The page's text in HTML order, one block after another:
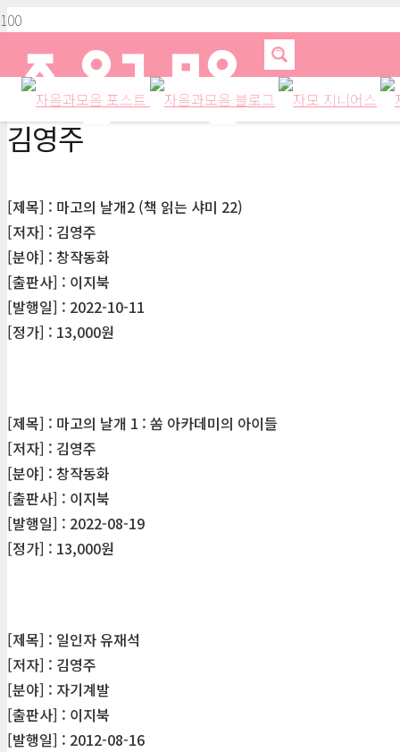
김영주
[제목] : 마고의 날개2 (책 읽는 샤미 22)
[저자] : 김영주
[분야] : 창작동화
[출판사] : 이지북
[발행일] : 2022-10-11
[정가] : 13,000원
[제목] : 마고의 날개 1 : 쏨 아카데미의 아이들
[저자] : 김영주
[분야] : 창작동화
[출판사] : 이지북
[발행일] : 2022-08-19
[정가] : 13,000원
[제목] : 일인자 유재석
[저자] : 김영주
[분야] : 자기계발
[출판사] : 이지북
[발행일] : 2012-08-16